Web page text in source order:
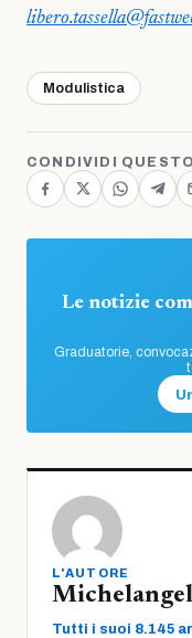
Modulistica
CONDIVIDI
Le notizie
Graduatorie,
L'AUTORE
Tutti i suoi 8.145